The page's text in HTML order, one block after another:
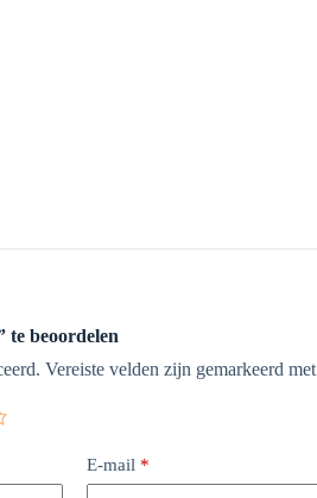
te beoordelen
Vereiste velden zijn gemarkeerd met
E-mail *